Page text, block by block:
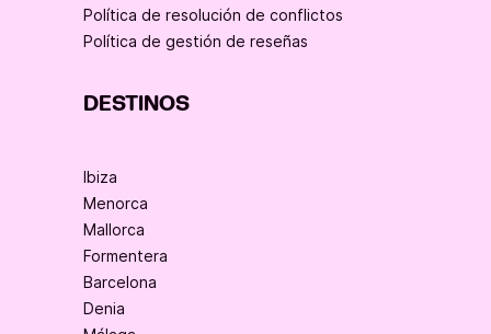
Política de resolución de conflictos
Política de gestión de reseñas
DESTINOS
Ibiza
Menorca
Mallorca
Formentera
Barcelona
Denia